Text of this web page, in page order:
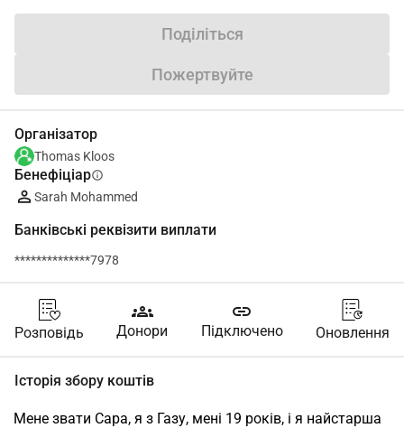
Поділіться
Пожертвуйте
Організатор
Thomas Kloos
Бенефіціарinfo
Sarah Mohammed
Банківські реквізити виплати
**************7978
Розповідь
groups
Донори
link
Підключено Оновлення
Історія збору коштів
Мене звати Сара, я з Газу, мені 19 років, і я найстарша